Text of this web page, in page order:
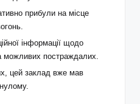
прибули на місце
інформації щодо
можливих постраждалих.
цей заклад вже мав